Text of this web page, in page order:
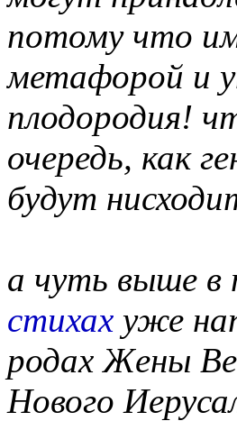
потому что
метафорой и
плодородия!
очередь, как
будут
а чуть выше в
стихах уже
родах Жены
Нового